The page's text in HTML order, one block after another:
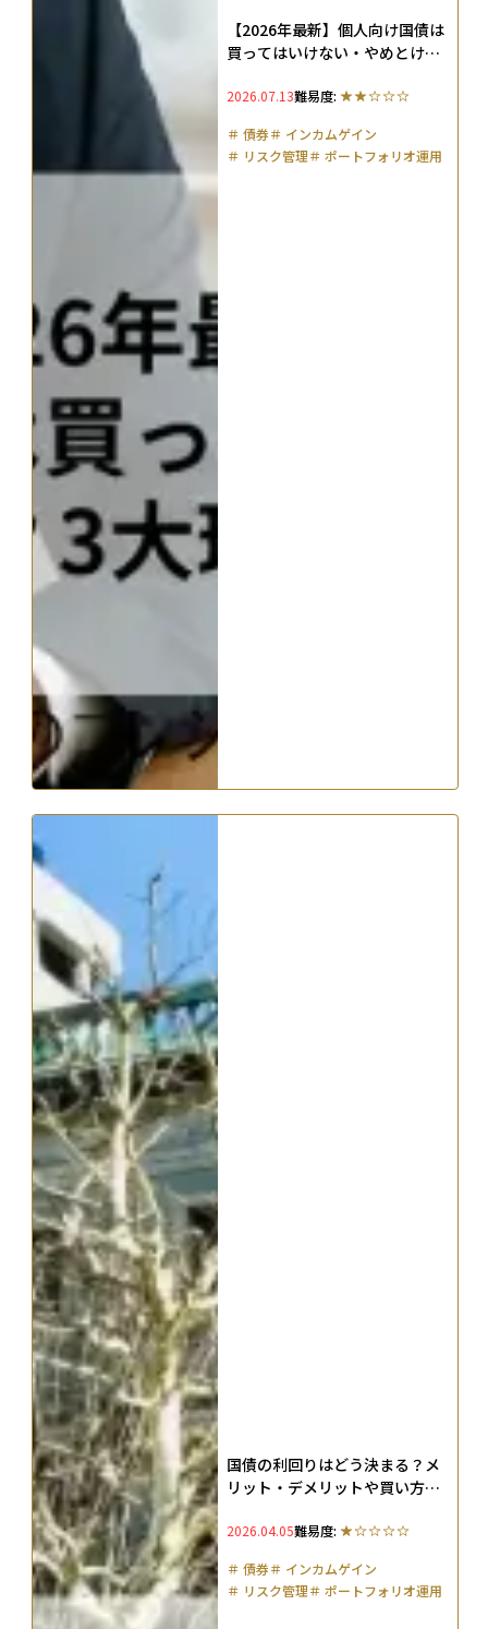
【2026年最新】個人向け国債は
買ってはいけない・やめとけ？3
2026.07.13難易度:
＃ 債券＃ インカムゲイン
＃ リスク管理＃ ポートフォリオ運用
国債の利回りはどう決まる？メ
リット・デメリットや買い方、
2026.04.05難易度:
＃ 債券＃ インカムゲイン
＃ リスク管理＃ ポートフォリオ運用